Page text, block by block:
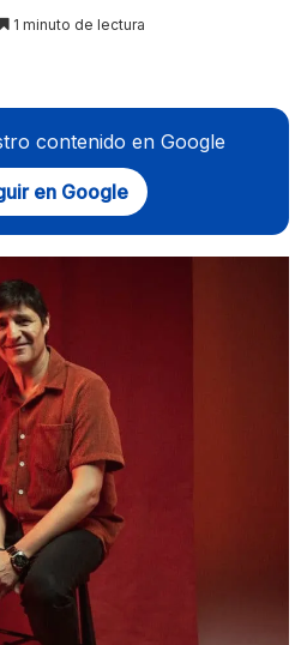
1 minuto de lectura
contenido en Google
en Google